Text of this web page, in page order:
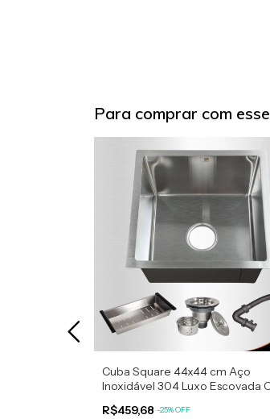
Para comprar com
Cuba Square 44x44 cm Aço
Inoxidável 304 Luxo Escovada
R$459,68 -25%OFF